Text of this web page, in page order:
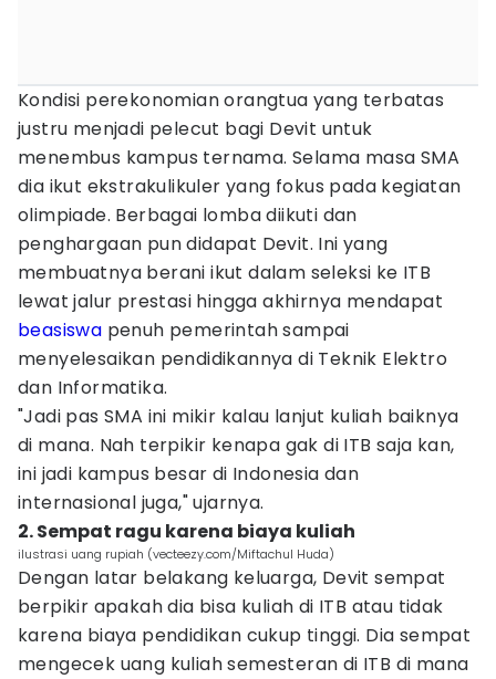
Kondisi perekonomian orangtua yang terbatas
justru menjadi pelecut bagi Devit untuk
menembus kampus ternama. Selama masa SMA
dia ikut ekstrakulikuler yang fokus pada kegiatan
olimpiade. Berbagai lomba diikuti dan
penghargaan pun didapat Devit. Ini yang
membuatnya berani ikut dalam seleksi ke ITB
lewat jalur prestasi hingga akhirnya mendapat
beasiswa penuh pemerintah sampai
menyelesaikan pendidikannya di Teknik Elektro
dan Informatika.
"Jadi pas SMA ini mikir kalau lanjut kuliah baiknya
di mana. Nah terpikir kenapa gak di ITB saja kan,
ini jadi kampus besar di Indonesia dan
internasional juga," ujarnya.
2. Sempat ragu karena biaya kuliah
ilustrasi uang rupiah (vecteezy.com/Miftachul Huda)
Dengan latar belakang keluarga, Devit sempat
berpikir apakah dia bisa kuliah di ITB atau tidak
karena biaya pendidikan cukup tinggi. Dia sempat
mengecek uang kuliah semesteran di ITB di mana